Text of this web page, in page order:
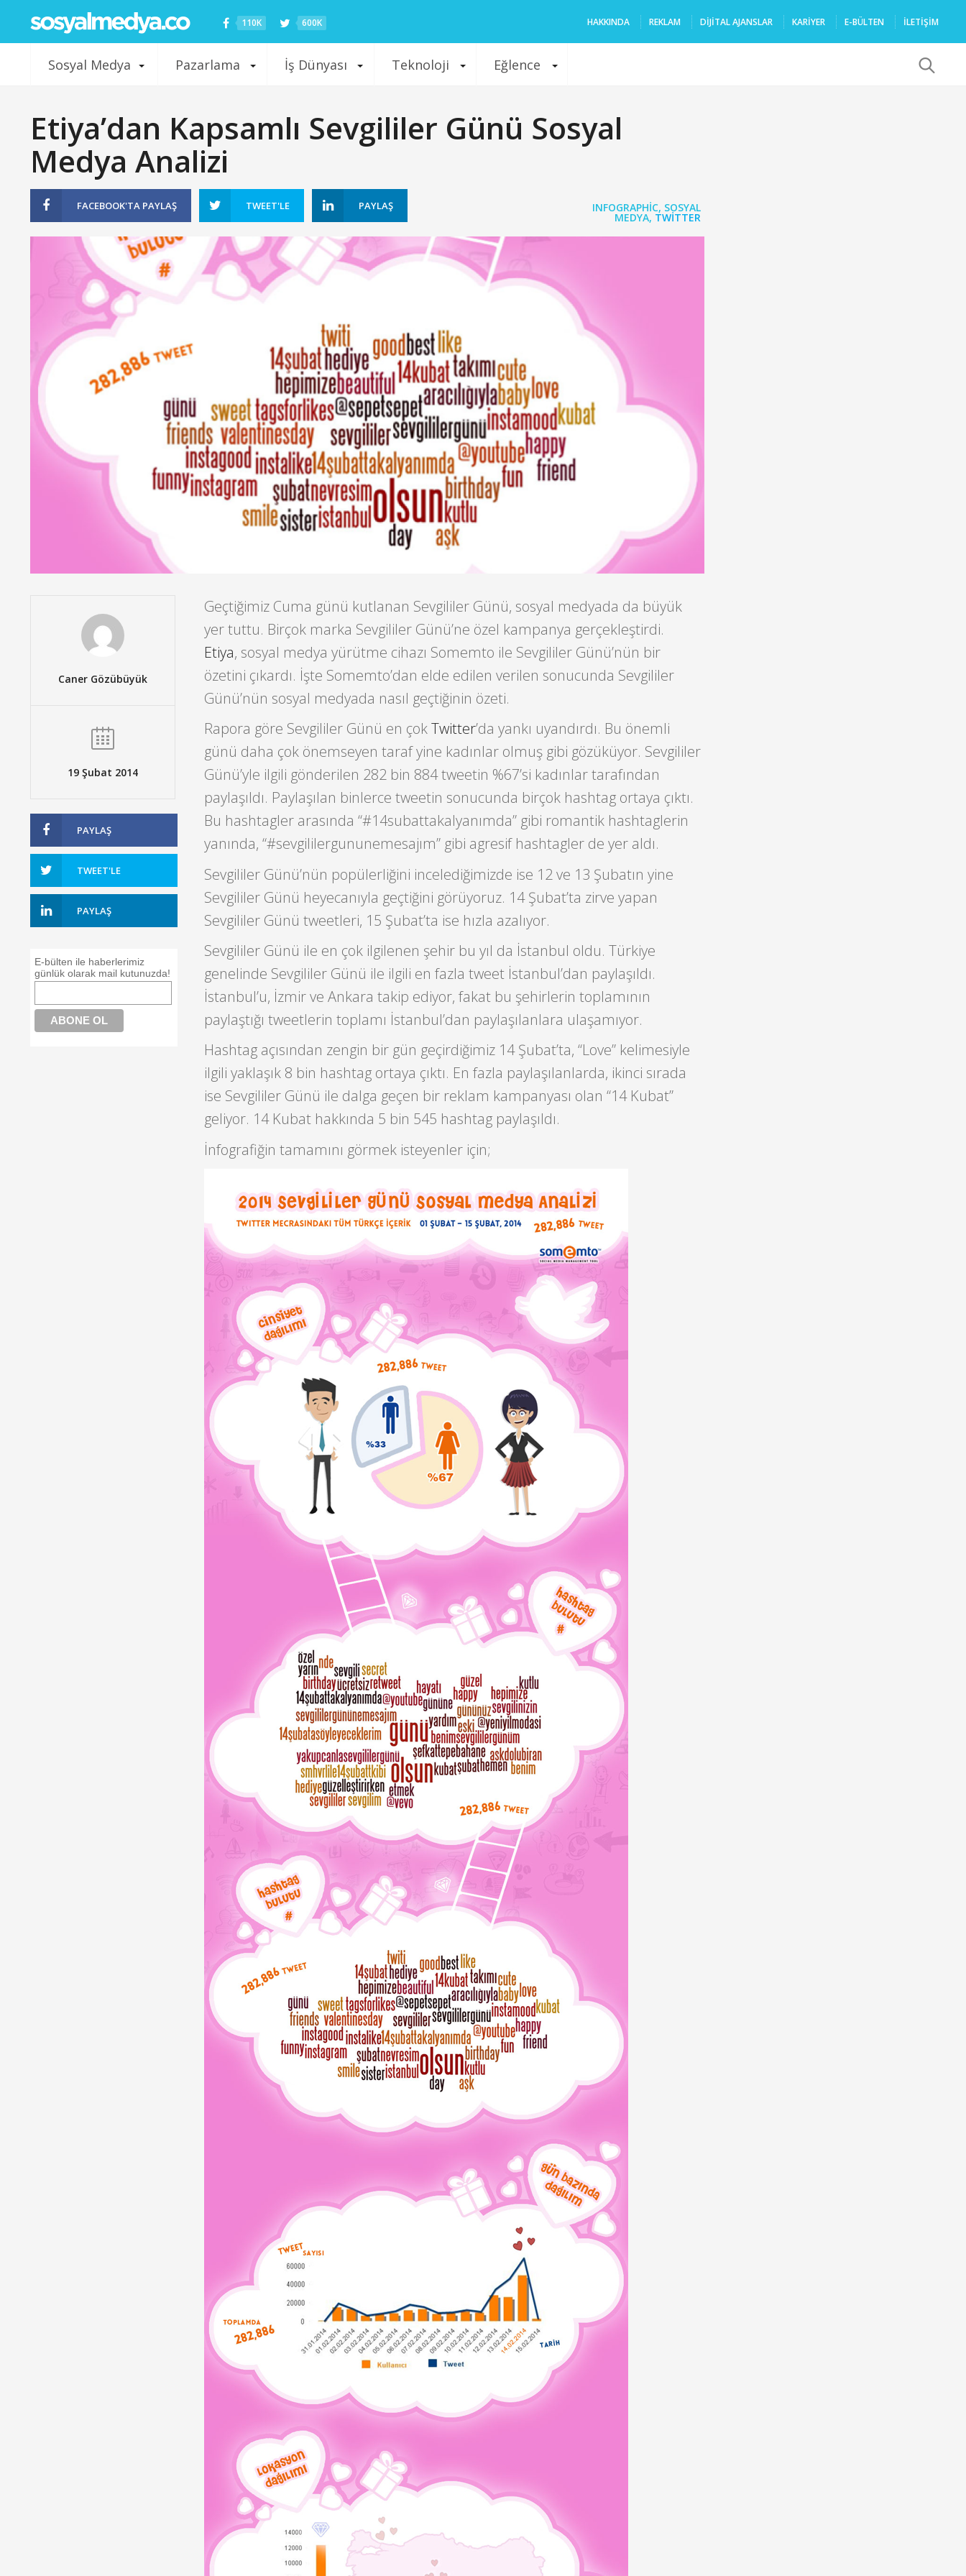
110K 600K HAKKINDA REKLAM DIJITAL AJANSLAR KARIYER E-BÜLTEN İLETİŞİM
Sosyal Medya Pazarlama İş Dünyası Teknoloji Eğlence
Etiya’dan Kapsamlı Sevgililer Günü Sosyal
Medya Analizi
FACEBOOK'TA PAYLAŞ TWEET'LE PAYLAŞ INFOGRAPHIC, SOSYAL
MEDYA, TWITTER
Caner Gözübüyük
19 Şubat 2014
PAYLAŞ
TWEET'LE
PAYLAŞ
E-bülten ile haberlerimiz
günlük olarak mail kutunuzda!
Geçtiğimiz Cuma günü kutlanan Sevgililer Günü, sosyal medyada da büyük
yer tuttu. Birçok marka Sevgililer Günü’ne özel kampanya gerçekleştirdi.
Etiya, sosyal medya yürütme cihazı Somemto ile Sevgililer Günü’nün bir
özetini çıkardı. İşte Somemto’dan elde edilen verilen sonucunda Sevgililer
Günü’nün sosyal medyada nasıl geçtiğinin özeti.
Rapora göre Sevgililer Günü en çokTwitter’da yankı uyandırdı. Bu önemli
günü daha çok önemseyen taraf yine kadınlar olmuş gibi gözüküyor. Sevgililer
Günü’yle ilgili gönderilen 282 bin 884 tweetin %67’si kadınlar tarafından
paylaşıldı. Paylaşılan binlerce tweetin sonucunda birçok hashtag ortaya çıktı.
Bu hashtagler arasında “#14subattakalyanımda” gibi romantik hashtaglerin
yanında, “#sevgililergununemesajım” gibi agresif hashtagler de yer aldı.
Sevgililer Günü’nün popülerliğini incelediğimizde ise 12 ve 13 Şubatın yine
Sevgililer Günü heyecanıyla geçtiğini görüyoruz. 14 Şubat’ta zirve yapan
Sevgililer Günü tweetleri, 15 Şubat’ta ise hızla azalıyor.
Sevgililer Günü ile en çok ilgilenen şehir bu yıl da İstanbul oldu. Türkiye
genelinde Sevgililer Günü ile ilgili en fazla tweet İstanbul’dan paylaşıldı.
İstanbul’u, İzmir ve Ankara takip ediyor, fakat bu şehirlerin toplamının
paylaştığı tweetlerin toplamı İstanbul’dan paylaşılanlara ulaşamıyor.
Hashtag açısından zengin bir gün geçirdiğimiz 14 Şubat’ta, “Love” kelimesiyle
ilgili yaklaşık 8 bin hashtag ortaya çıktı. En fazla paylaşılanlarda, ikinci sırada
ise Sevgililer Günü ile dalga geçen bir reklam kampanyası olan “14 Kubat”
geliyor. 14 Kubat hakkında 5 bin 545 hashtag paylaşıldı.
İnfografiğin tamamını görmek isteyenler için;